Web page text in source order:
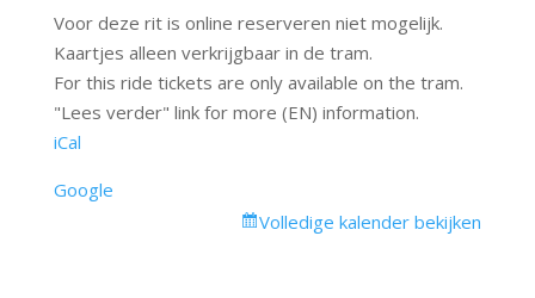
Opstapplaats
Voor deze rit is online reserveren niet mogelijk.
Kaartjes alleen verkrijgbaar in de tram.
For this ride tickets are only available on the tram.
"Lees verder" link for more (EN) information.
iCal
Google
Volledige kalender bekijken